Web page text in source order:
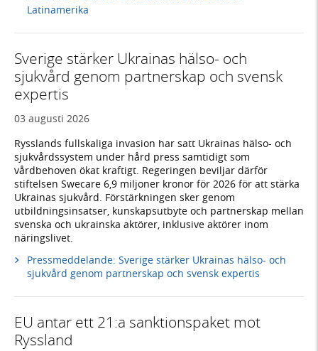
Latinamerika
Sverige stärker Ukrainas hälso- och
sjukvård genom partnerskap och svensk
expertis
03 augusti 2026
Rysslands fullskaliga invasion har satt Ukrainas hälso- och
sjukvårdssystem under hård press samtidigt som
vårdbehoven ökat kraftigt. Regeringen beviljar därför
stiftelsen Swecare 6,9 miljoner kronor för 2026 för att stärka
Ukrainas sjukvård. Förstärkningen sker genom
utbildningsinsatser, kunskapsutbyte och partnerskap mellan
svenska och ukrainska aktörer, inklusive aktörer inom
näringslivet.
Pressmeddelande: Sverige stärker Ukrainas hälso- och
sjukvård genom partnerskap och svensk expertis
EU antar ett 21:a sanktionspaket mot
Ryssland